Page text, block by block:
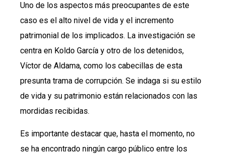
Uno de los aspectos más preocupantes de este
caso es el alto nivel de vida y el incremento
patrimonial de los implicados. La investigación se
centra en Koldo García y otro de los detenidos,
Víctor de Aldama, como los cabecillas de esta
presunta trama de corrupción. Se indaga si su estilo
de vida y su patrimonio están relacionados con las
mordidas recibidas.
Es importante destacar que, hasta el momento, no
se ha encontrado ningún cargo público entre los